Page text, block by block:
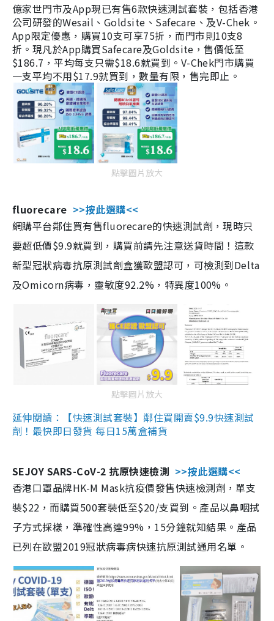
億家世門市及App現已有售6款快速測試套裝，包括香港
公司研發的Wesail、Goldsite、Safecare、及V-Chek。
App限定優惠，購買10支可享75折，而門市則10支8
折。現凡於App購買Safecare及Goldsite，售價低至
$186.7，平均每支只需$18.6就買到。V-Chek門市購買
一支平均不用$17.9就買到，數量有限，售完即止。
點擊圖片放大
fluorecare >>按此選購<<
網購平台鄰住買有售fluorecare的快速測試劑，現時只
要超低價$9.9就買到，購買前請先注意送貨時間！這款
新型冠狀病毒抗原測試劑盒獲歐盟認可，可檢測到Delta
及Omicorn病毒，靈敏度92.2%，特異度100%。
點擊圖片放大
延伸閱讀：【快速測試套裝】鄰住買開賣$9.9快速測試
劑！最快即日發貨 每日15萬盒補貨
SEJOY SARS-CoV-2 抗原快速檢測 >>按此選購<<
香港口罩品牌HK-M Mask抗疫價發售快速檢測劑，單支
裝$22，而購買500套裝低至$20/支買到。產品以鼻咽拭
子方式採樣，準確性高達99%，15分鐘就知結果。產品
已列在歐盟2019冠狀病毒病快速抗原測試通用名單。